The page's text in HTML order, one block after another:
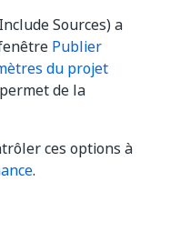
Sources) a
Publier
du projet
de la
ces options à
.